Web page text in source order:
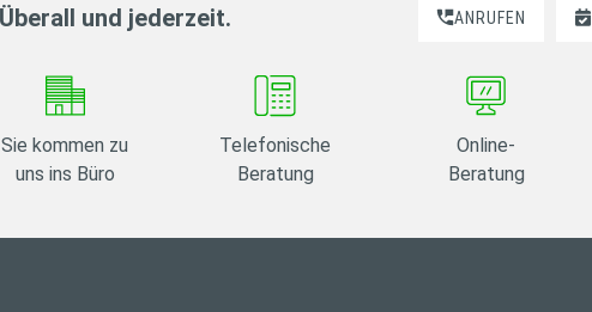
und jederzeit. ANRUFEN
Sie kommen zu
uns ins Büro
Telefonische
Beratung
Online-
Beratung